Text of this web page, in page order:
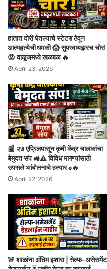
हातात दोरी घेतल्याचे स्टेटस ठेवून
आत्महत्येची धमकी 😱 सुपरवायझरच चोर!
😡 वाळूजमध्ये खळबळ 🔥
April 23, 2026
📰 २७ एप्रिलपासून कृषी केंद्र चालकांचा
बेमुदत संप 🚜⚠️ विविध मागण्यांसाठी
उपसले आंदोलनाचे हत्यार ✊🔥
April 22, 2026
🚨 शाळांना अंतिम इशारा | सेल्फ-असेसमेंट